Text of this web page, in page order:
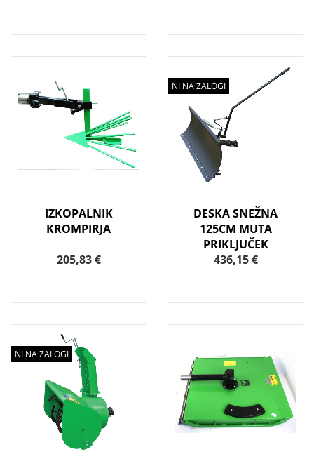
IZKOPALNIK
KROMPIRJA
205,83 €
NI NA ZALOGI
DESKA SNEŽNA
125CM MUTA
PRIKLJUČEK
436,15 €
NI NA ZALOGI